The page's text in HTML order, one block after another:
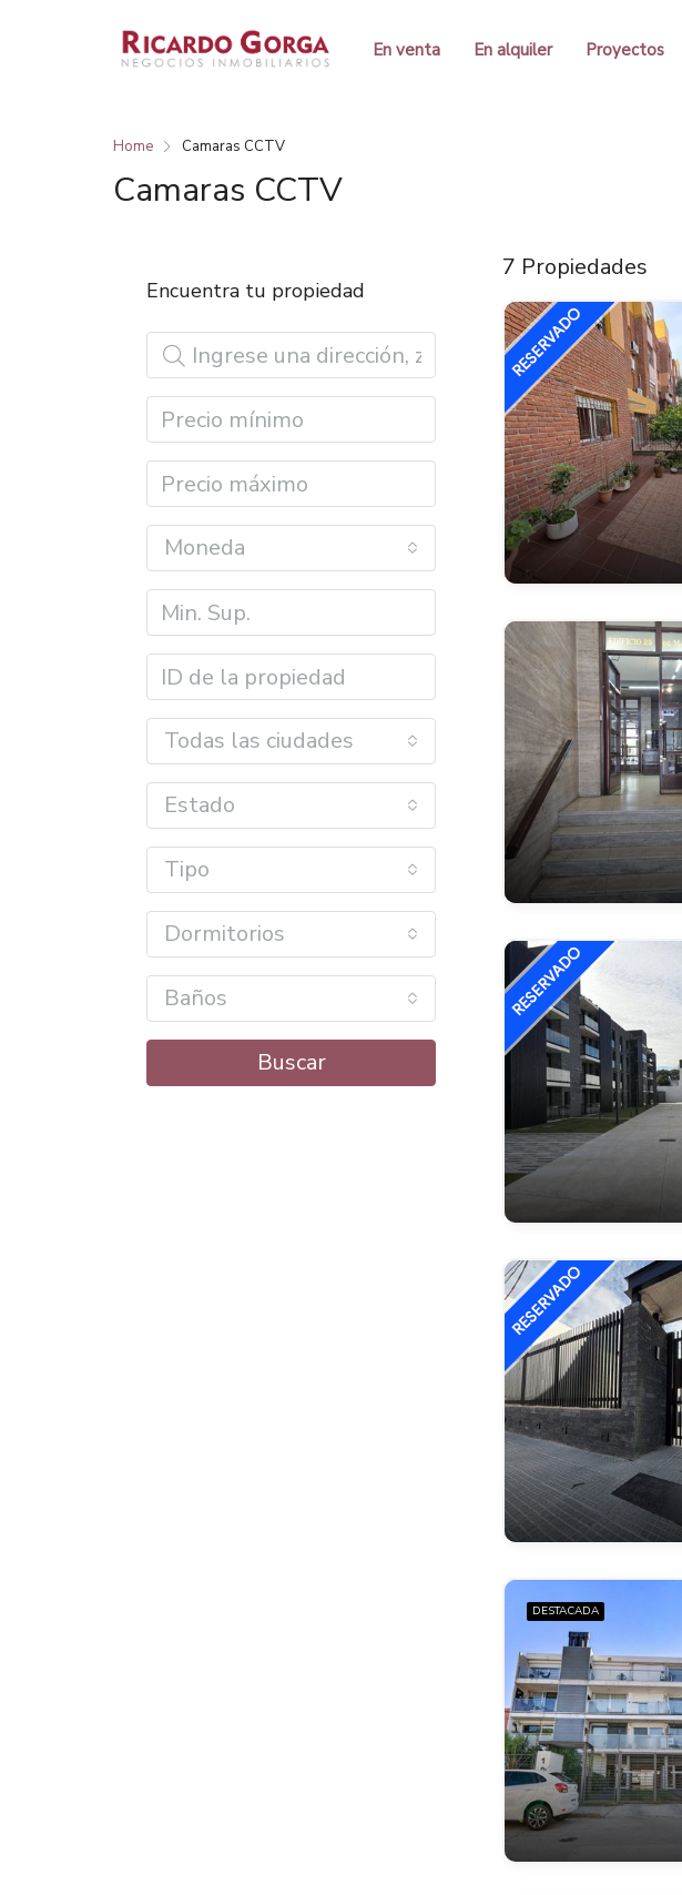
En venta En alquiler Proyectos
Home Camaras CCTV
Camaras CCTV
7 Propiedades
DESTACADA
Encuentra tu propiedad
Moneda
Todas las ciudades
Estado
Tipo
Dormitorios
Baños
Buscar